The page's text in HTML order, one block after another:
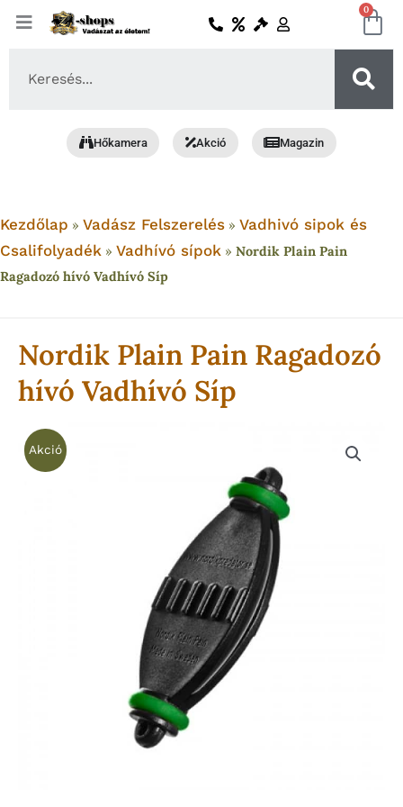
Skip
0
Hőkamera Akció Magazin
Kezdőlap » Vadász Felszerelés » Vadhivó sipok és
Csalifolyadék » Vadhívó sípok » Nordik Plain Pain
Ragadozó hívó Vadhívó Síp
Nordik Plain Pain Ragadozó
hívó Vadhívó Síp
Akció